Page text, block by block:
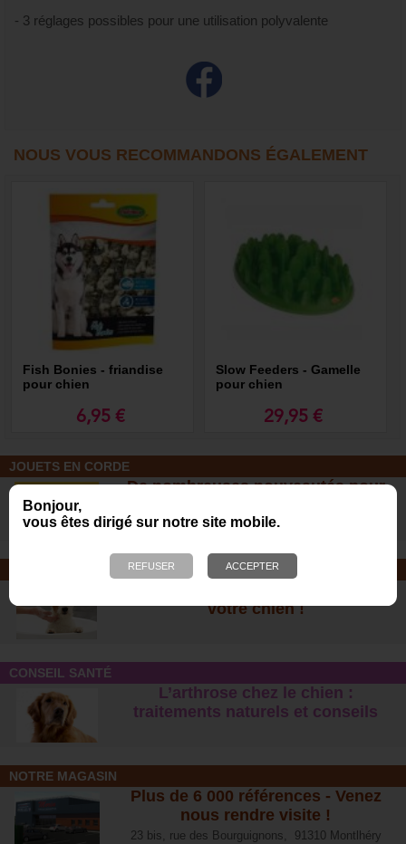
Bonjour,
vous êtes dirigé sur notre site mobile.
- 3 réglages possibles pour une utilisation polyvalente
NOUS VOUS RECOMMANDONS ÉGALEMENT
Fish Bonies - friandise
pour chien
6,95 €
Slow Feeders - Gamelle
pour chien
29,95 €
JOUETS EN CORDE
De nombreuses nouveautés pour
!
SOINS ET SHAMPOOING
votre chien !
CONSEIL SANTÉ
L’arthrose chez le chien :
traitements naturels et conseil s
NOTRE MAGASIN
Plus de 6 000 références - Venez
nous rendre visite !
23 bis, rue des Bourguignons, 91310 Montlhéry